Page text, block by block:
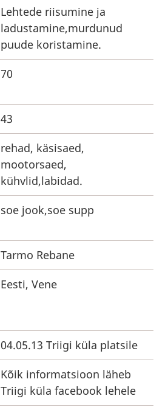
Lehtede riisumine ja
ladustamine,murdunud
puude koristamine.
70
43
rehad, käsisaed,
mootorsaed,
kühvlid,labidad.
soe jook,soe supp
Tarmo Rebane
Eesti, Vene
04.05.13 Triigi küla platsile
Kõik informatsioon läheb
Triigi küla facebook lehele